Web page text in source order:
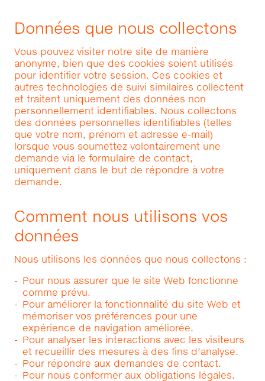
Données que nous collectons
Vous pouvez visiter notre site de manière
anonyme, bien que des cookies soient utilisés
pour identifier votre session. Ces cookies et
autres technologies de suivi similaires collectent
et traitent uniquement des données non
personnellement identifiables. Nous collectons
des données personnelles identifiables (telles
que votre nom, prénom et adresse e-mail)
lorsque vous soumettez volontairement une
demande via le formulaire de contact,
uniquement dans le but de répondre à votre
demande.
Comment nous utilisons vos
données
Nous utilisons les données que nous collectons :
Pour nous assurer que le site Web fonctionne
comme prévu.
Pour améliorer la fonctionnalité du site Web et
mémoriser vos préférences pour une
expérience de navigation améliorée.
Pour analyser les interactions avec les visiteurs
et recueillir des mesures à des fins d’analyse.
Pour répondre aux demandes de contact.
Pour nous conformer aux obligations légales.